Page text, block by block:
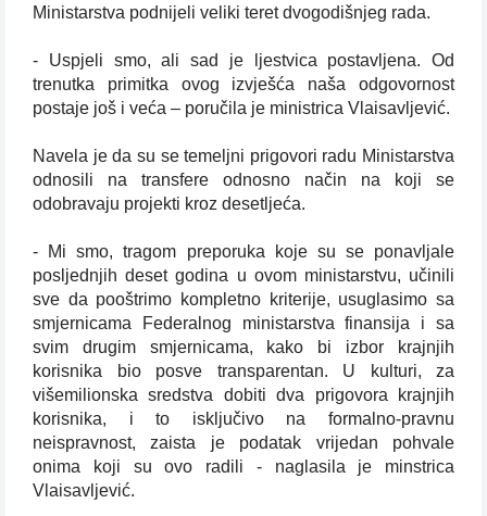
Ministarstva podnijeli veliki teret dvogodišnjeg rada.
- Uspjeli smo, ali sad je ljestvica postavljena. Od
trenutka primitka ovog izvješća naša odgovornost
postaje još i veća – poručila je ministrica Vlaisavljević.
Navela je da su se temeljni prigovori radu Ministarstva
odnosili na transfere odnosno način na koji se
odobravaju projekti kroz desetljeća.
- Mi smo, tragom preporuka koje su se ponavljale
posljednjih deset godina u ovom ministarstvu, učinili
sve da pooštrimo kompletno kriterije, usuglasimo sa
smjernicama Federalnog ministarstva finansija i sa
svim drugim smjernicama, kako bi izbor krajnjih
korisnika bio posve transparentan. U kulturi, za
višemilionska sredstva dobiti dva prigovora krajnjih
korisnika, i to isključivo na formalno-pravnu
neispravnost, zaista je podatak vrijedan pohvale
onima koji su ovo radili - naglasila je minstrica
Vlaisavljević.